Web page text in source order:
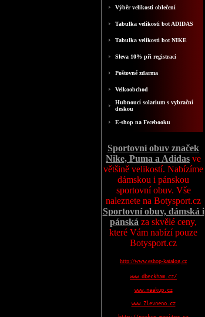
Výběr velikosti oblečení
Tabulka velikosti bot ADIDAS
Tabulka velikosti bot NIKE
Sleva 10% při registraci
Poštovné zdarma
Velkoobchod
Hubnoucí solarium s vybrační
deskou
E-shop na Fecebooku
Sportovní obuv značek
Nike, Puma a Adidas ve
většině velikostí. Nabízíme
dámskou i pánskou
sportovní obuv. Vše
naleznete na Botysport.cz
Sportovní obuv, dámská i
pánská za skvělé ceny,
které Vám nabízí pouze
Botysport.cz
http://www.eshop-katalog.cz
www.dbeckham.cz/
www.naakup.cz
www.Zlevneno.cz